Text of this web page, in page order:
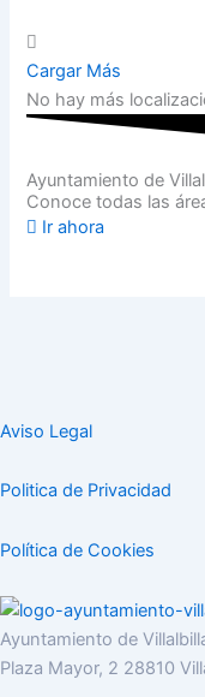
Cargar Más
No hay más
Ayuntamiento de
Conoce todas las
Ir ahora
Aviso Legal
Politica de Privacidad
Política de Cookies
Ayuntamiento de
Plaza Mayor, 2 28810